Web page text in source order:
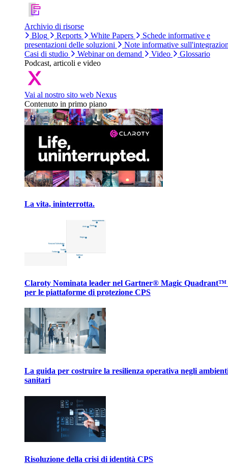
Archivio di risorse
Blog
Reports White Papers
Schede informative e
presentazioni delle soluzioni
Note informative
Casi di studio
Webinar on demand Video
Glossario
Podcast, articoli e video
Vai al nostro sito web Nexus
Contenuto in primo piano
La vita, ininterrotta.
Claroty Nominata leader nel Gartner® Magic Quadrant™
per le piattaforme di protezione CPS
La guida per costruire la resilienza operativa negli
sanitari
Risoluzione della crisi di identità CPS